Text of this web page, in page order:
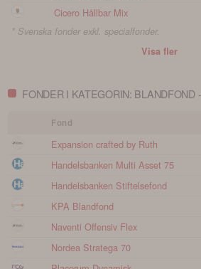
Cicero Hållbar Mix
* Svenska fonder exkl. specialfonder.
Visa fler
FONDER I KATEGORIN: BLANDFOND
Fond
Expansion crafted by Ruth
Handelsbanken Multi Asset 75
Handelsbanken Stiftelsefond
KPA Blandfond
Naventi Offensiv Flex
Nordea Stratega 70